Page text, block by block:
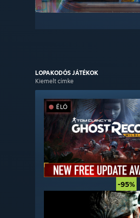
LOPAKODÓS JÁTÉKOK
Kiemelt címke
-95%
ÉLŐ